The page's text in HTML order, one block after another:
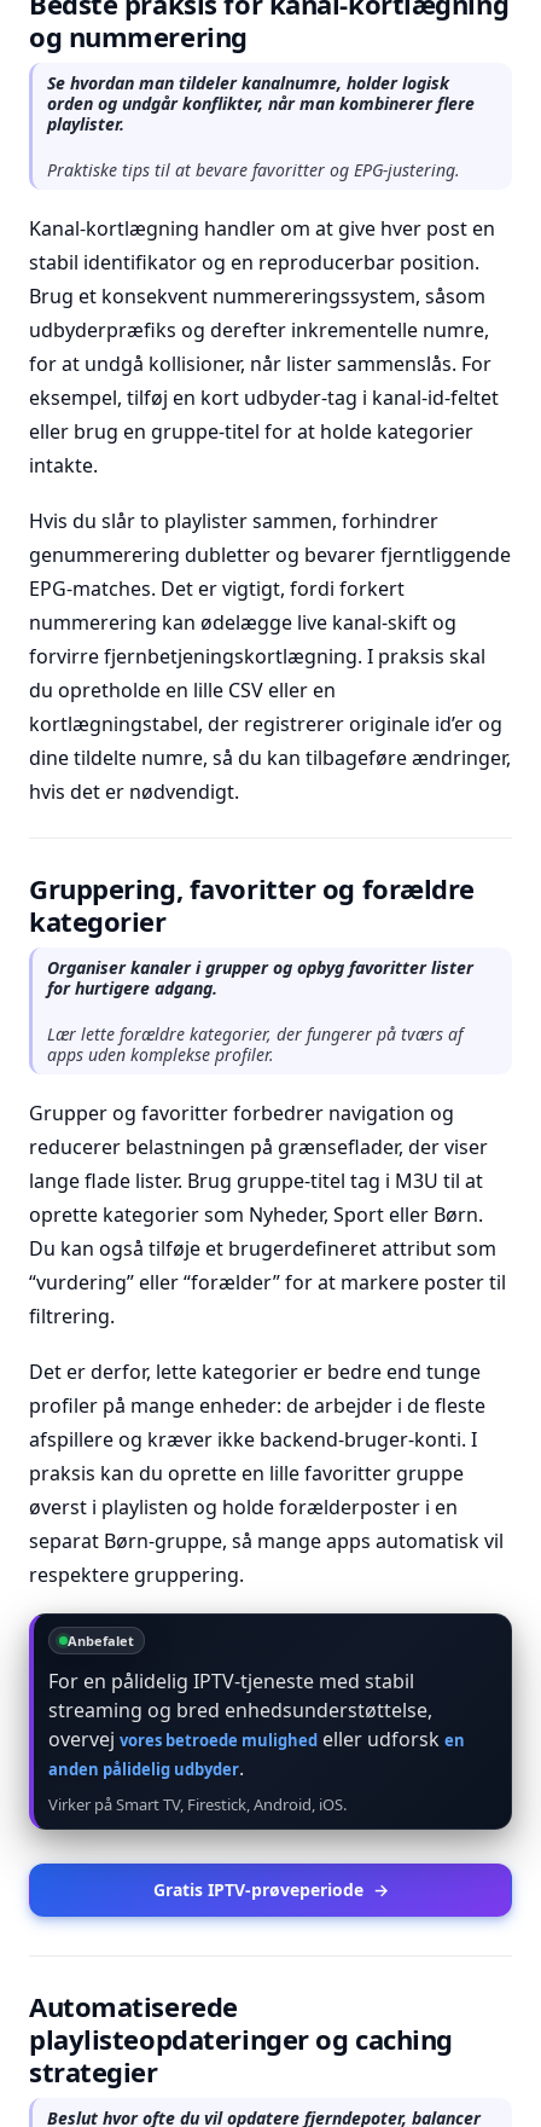
og nummerering
Se hvordan man tildeler kanalnumre, holder logisk
orden og undgår konflikter, når man kombinerer flere
playlister.
Praktiske tips til at bevare favoritter og EPG-justering.
Kanal-kortlægning handler om at give hver post en
stabil identifikator og en reproducerbar position.
Brug et konsekvent nummereringssystem, såsom
udbyderpræfiks og derefter inkrementelle numre,
for at undgå kollisioner, når lister sammenslås. For
eksempel, tilføj en kort udbyder-tag i kanal-id-feltet
eller brug en gruppe-titel for at holde kategorier
intakte.
Hvis du slår to playlister sammen, forhindrer
genummerering dubletter og bevarer fjerntliggende
EPG-matches. Det er vigtigt, fordi forkert
nummerering kan ødelægge live kanal-skift og
forvirre fjernbetjeningskortlægning. I praksis skal
du opretholde en lille CSV eller en
kortlægningstabel, der registrerer originale id’er og
dine tildelte numre, så du kan tilbageføre ændringer,
hvis det er nødvendigt.
Gruppering, favoritter og forældre
kategorier
Organiser kanaler i grupper og opbyg favoritter lister
for hurtigere adgang.
Lær lette forældre kategorier, der fungerer på tværs af
apps uden komplekse profiler.
Grupper og favoritter forbedrer navigation og
reducerer belastningen på grænseflader, der viser
lange flade lister. Brug gruppe-titel tag i M3U til at
oprette kategorier som Nyheder, Sport eller Børn.
Du kan også tilføje et brugerdefineret attribut som
“vurdering” eller “forælder” for at markere poster til
filtrering.
Det er derfor, lette kategorier er bedre end tunge
profiler på mange enheder: de arbejder i de fleste
afspillere og kræver ikke backend-bruger-konti. I
praksis kan du oprette en lille favoritter gruppe
øverst i playlisten og holde forælderposter i en
separat Børn-gruppe, så mange apps automatisk vil
respektere gruppering.
Anbefalet
For en pålidelig IPTV-tjeneste med stabil
streaming og bred enhedsunderstøttelse,
overvej vores betroede mulighed eller udforsk en
anden pålidelig udbyder.
Virker på Smart TV, Firestick, Android, iOS.
Gratis IPTV-prøveperiode →
Automatiserede
playlisteopdateringer og caching
strategier
Beslut hvor ofte du vil opdatere fjerndepoter, balancer